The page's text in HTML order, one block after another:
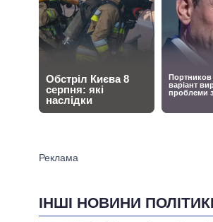
ІНШІ НОВИНИ